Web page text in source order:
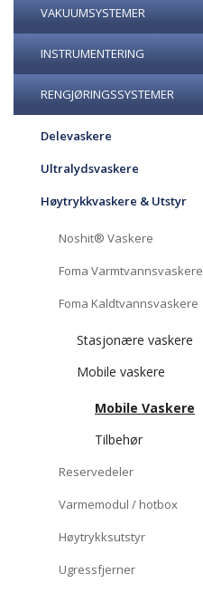
VAKUUMSYSTEMER
INSTRUMENTERING
RENGJØRINGSSYSTEMER
Delevaskere
Ultralydsvaskere
Høytrykkvaskere & Utstyr
Noshit® Vaskere
Foma Varmtvannsvaskere
Foma Kaldtvannsvaskere
Stasjonære vaskere
Mobile vaskere
Mobile Vaskere
Tilbehør
Reservedeler
Varmemodul / hotbox
Høytrykksutstyr
Ugressfjerner